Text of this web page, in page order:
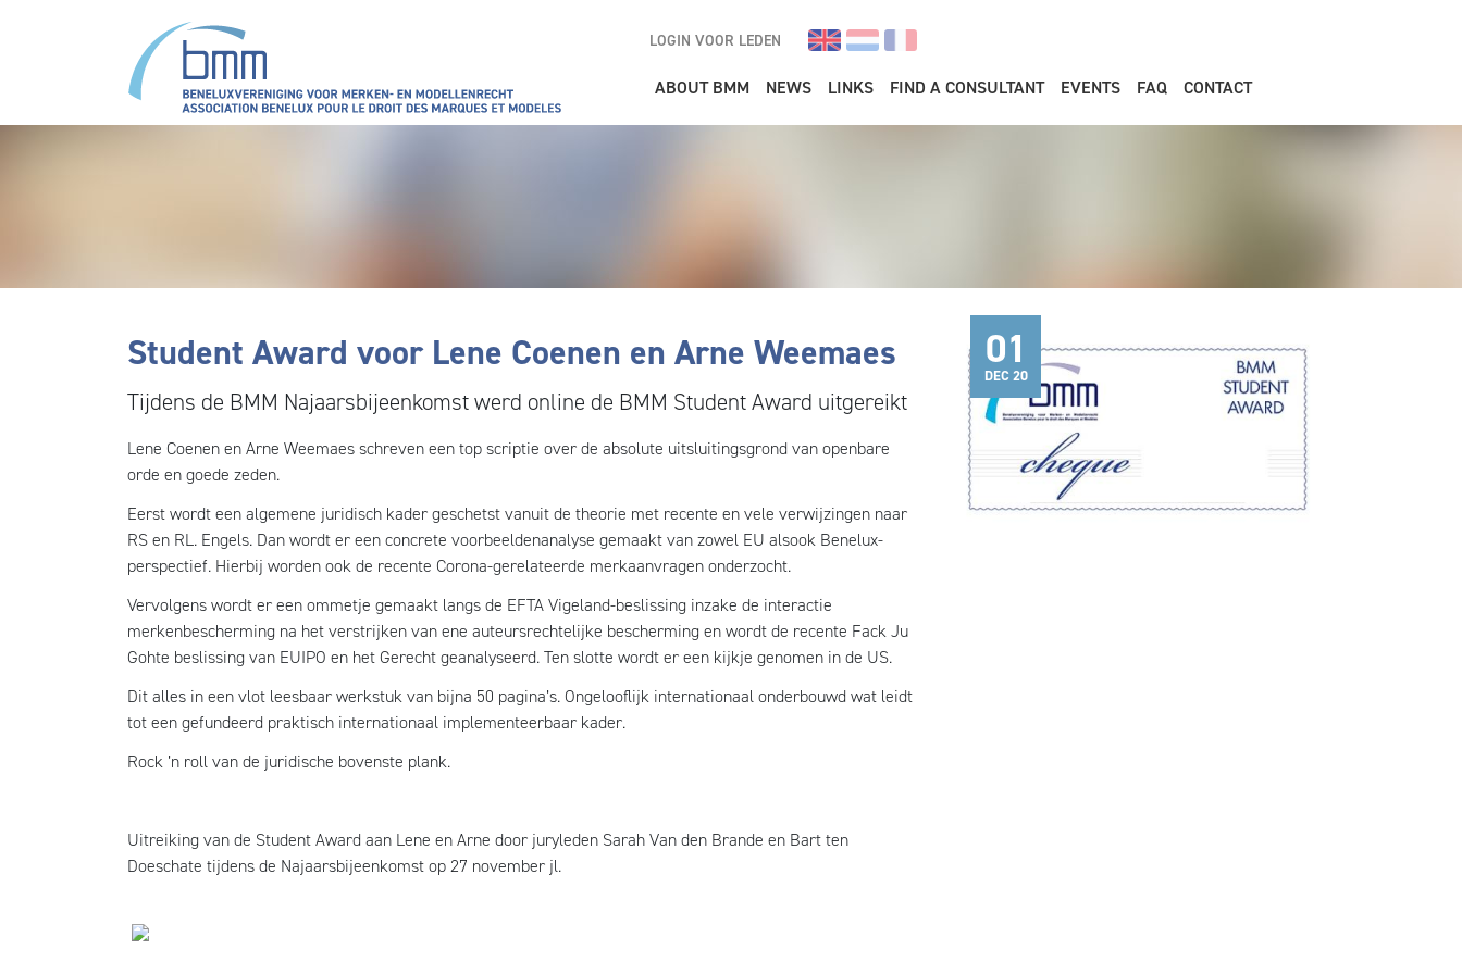
LOGIN VOOR LEDEN
Main navigation
ABOUT BMM NEWS LINKS FIND A CONSULTANT EVENTS FAQ CONTACT
Student Award voor Lene Coenen en Arne Weemaes
Tijdens de BMM Najaarsbijeenkomst werd online de BMM Student Award uitgereikt
Lene Coenen en Arne Weemaes schreven een top scriptie over de absolute uitsluitingsgrond van openbare
orde en goede zeden.
Eerst wordt een algemene juridisch kader geschetst vanuit de theorie met recente en vele verwijzingen naar
RS en RL. Engels. Dan wordt er een concrete voorbeeldenanalyse gemaakt van zowel EU alsook Benelux-
perspectief. Hierbij worden ook de recente Corona-gerelateerde merkaanvragen onderzocht.
Vervolgens wordt er een ommetje gemaakt langs de EFTA Vigeland-beslissing inzake de interactie
merkenbescherming na het verstrijken van ene auteursrechtelijke bescherming en wordt de recente Fack Ju
Gohte beslissing van EUIPO en het Gerecht geanalyseerd. Ten slotte wordt er een kijkje genomen in de US.
Dit alles in een vlot leesbaar werkstuk van bijna 50 pagina’s. Ongelooflijk internationaal onderbouwd wat leidt
tot een gefundeerd praktisch internationaal implementeerbaar kader.
Rock ’n roll van de juridische bovenste plank.
Uitreiking van de Student Award aan Lene en Arne door juryleden Sarah Van den Brande en Bart ten
Doeschate tijdens de Najaarsbijeenkomst op 27 november jl.
01
DEC 20